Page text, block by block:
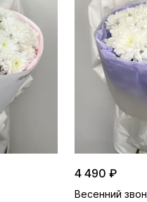
4 490 ₽
Весенний звон